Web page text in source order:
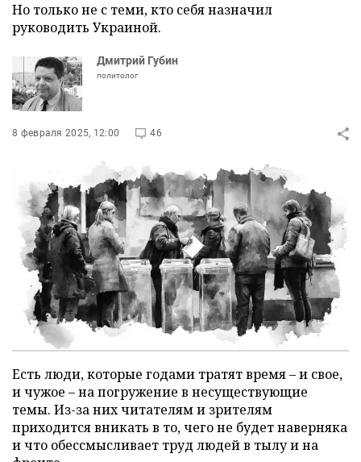
Но только не с теми, кто себя назначил
руководить Украиной.
Дмитрий Губин
политолог
8 февраля 2025, 12:00 46
Есть люди, которые годами тратят время – и свое,
и чужое – на погружение в несуществующие
темы. Из-за них читателям и зрителям
приходится вникать в то, чего не будет наверняка
и что обессмысливает труд людей в тылу и на